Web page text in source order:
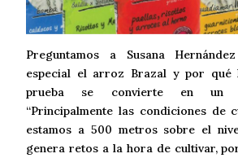
Preguntamos a Susana
especial el arroz Brazal y por qué
prueba se convierte en un
“Principalmente las condiciones de
estamos a 500 metros sobre el
genera retos a la hora de cultivar,